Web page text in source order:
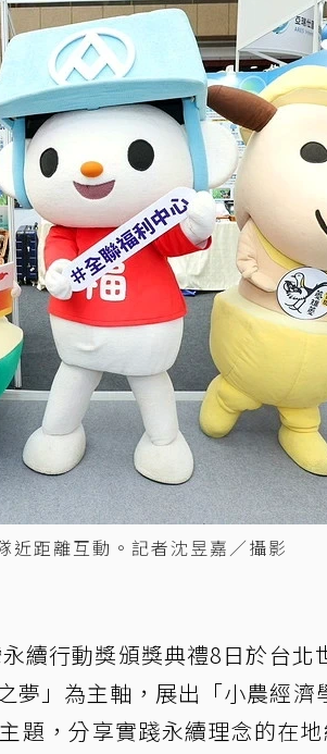
近距離互動。記者沈昱嘉／攝影
續行動獎頒獎典禮8日於台北
夢」為主軸，展出「小農經濟
題，分享實踐永續理念的在